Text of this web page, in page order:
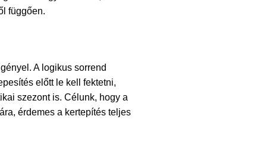
függően.
A logikus sorrend
előtt le kell fektetni,
szezont is. Célunk, hogy a
érdemes a kertepítés teljes